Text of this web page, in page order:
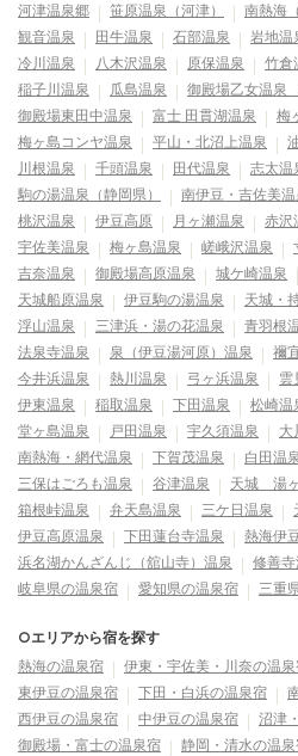
河津温泉郷
笹原温泉（河津） 南熱海
観音温泉
田牛温泉 石部温泉 岩地温
冷川温泉
八木沢温泉 原保温泉 竹倉
稲子川温泉
瓜島温泉
御殿場乙女温泉
御殿場東田中温泉
富士 田貫湖温泉 梅
梅ヶ島コンヤ温泉
平山・北沼上温泉
川根温泉
千頭温泉 田代温泉 志太温
駒の湯温泉（静岡県）
南伊豆・吉佐美温
桃沢温泉
伊豆高原 月ヶ瀬温泉 赤沢
宇佐美温泉
梅ヶ島温泉 嵯峨沢温泉
吉奈温泉
御殿場高原温泉 城ケ崎温泉
天城船原温泉
伊豆駒の湯温泉 天城・
浮山温泉
三津浜・湯の花温泉 青羽根
法泉寺温泉
泉（伊豆湯河原）温泉 禰
今井浜温泉
熱川温泉 弓ヶ浜温泉 雲
伊東温泉
稲取温泉 下田温泉 松崎温
堂ヶ島温泉
戸田温泉 宇久須温泉 大
南熱海・網代温泉
下賀茂温泉 白田温
三保はごろも温泉
谷津温泉 天城 湯
箱根峠温泉
弁天島温泉 三ケ日温泉
伊豆高原温泉
下田蓮台寺温泉
熱海伊
浜名湖かんざんじ（舘山寺）温泉
修善寺
岐阜県の温泉宿
愛知県の温泉宿 三重
○エリアから宿を探す
熱海の温泉宿
伊東・宇佐美・川奈の温
東伊豆の温泉宿
下田・白浜の温泉宿
西伊豆の温泉宿
中伊豆の温泉宿
沼津
御殿場・富士の温泉宿
静岡・清水の温